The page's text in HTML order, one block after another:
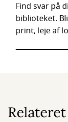
Find svar på
biblioteket.
print, leje af